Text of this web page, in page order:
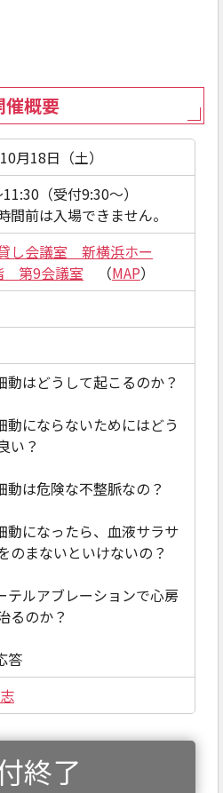
催概要
月18日（土）
（受付9:30～）
間前は入場できません。
し会議室 新横浜ホー
第9会議室 （MAP）
動はどうして起こるのか？
動にならないためにはどう
い？
動は危険な不整脈なの？
動になったら、血液サラサ
のまないといけないの？
テルアブレーションで心房
るのか？
答
終了